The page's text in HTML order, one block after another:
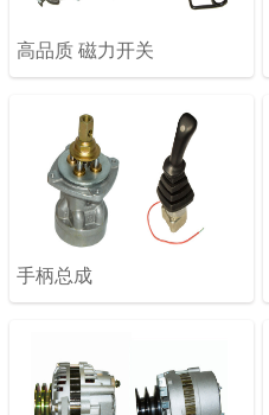
高品质 磁力开关
手柄总成